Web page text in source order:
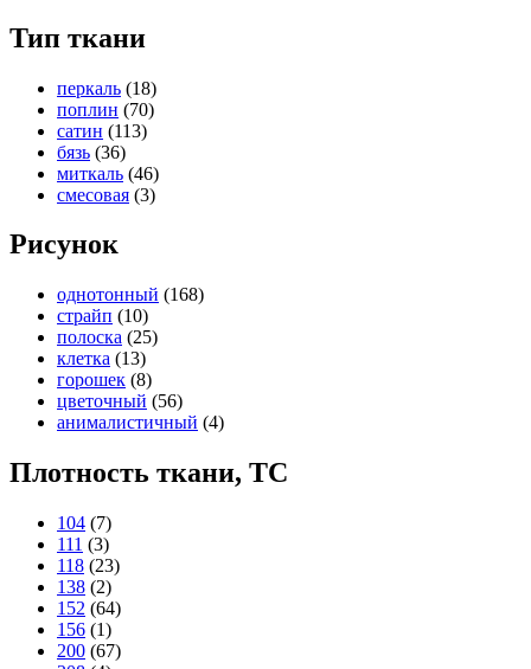
Тип ткани
перкаль (18)
поплин (70)
сатин (113)
бязь (36)
миткаль (46)
смесовая (3)
Рисунок
однотонный (168)
страйп (10)
полоска (25)
клетка (13)
горошек (8)
цветочный (56)
анималистичный (4)
Плотность ткани, TC
104 (7)
111 (3)
118 (23)
138 (2)
152 (64)
156 (1)
200 (67)